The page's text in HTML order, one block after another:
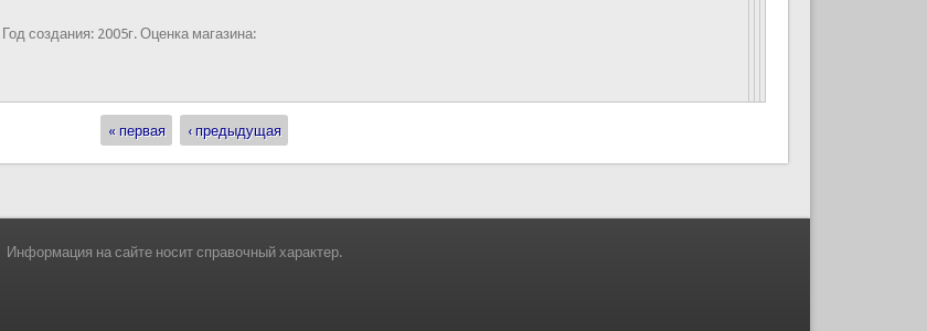
Год создания: 2005г. Оценка магазина:
« первая ‹ предыдущая
Информация на сайте носит справочный характер.